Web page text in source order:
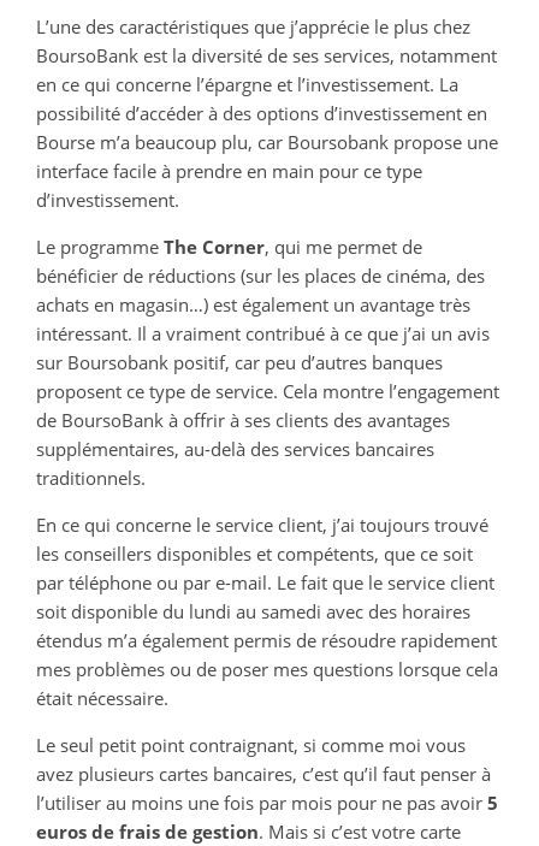
L’une des caractéristiques que j’apprécie le plus chez
BoursoBank est la diversité de ses services, notamment
en ce qui concerne l’épargne et l’investissement. La
possibilité d’accéder à des options d’investissement en
Bourse m’a beaucoup plu, car Boursobank propose une
interface facile à prendre en main pour ce type
d’investissement.
Le programme The Corner, qui me permet de
bénéficier de réductions (sur les places de cinéma, des
achats en magasin…) est également un avantage très
intéressant. Il a vraiment contribué à ce que j’ai un avis
sur Boursobank positif, car peu d’autres banques
proposent ce type de service. Cela montre l’engagement
de BoursoBank à offrir à ses clients des avantages
supplémentaires, au-delà des services bancaires
traditionnels.
En ce qui concerne le service client, j’ai toujours trouvé
les conseillers disponibles et compétents, que ce soit
par téléphone ou par e-mail. Le fait que le service client
soit disponible du lundi au samedi avec des horaires
étendus m’a également permis de résoudre rapidement
mes problèmes ou de poser mes questions lorsque cela
était nécessaire.
Le seul petit point contraignant, si comme moi vous
avez plusieurs cartes bancaires, c’est qu’il faut penser à
l’utiliser au moins une fois par mois pour ne pas avoir 5
euros de frais de gestion. Mais si c’est votre carte